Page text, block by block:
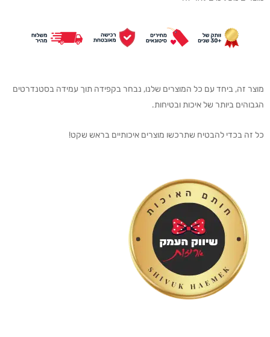
מוצר זה, ביחד עם כל המוצרים שלנו, נבחר בקפידה תוך עמידה בסטנדרטים
הגבוהים ביותר של איכות ובטיחות.
כל זה בכדי להבטיח שתרכשו מוצרים איכותיים בראש שקט!